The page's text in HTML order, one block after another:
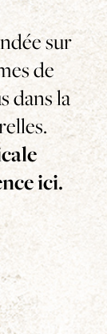
sur
de
dans la
ici.